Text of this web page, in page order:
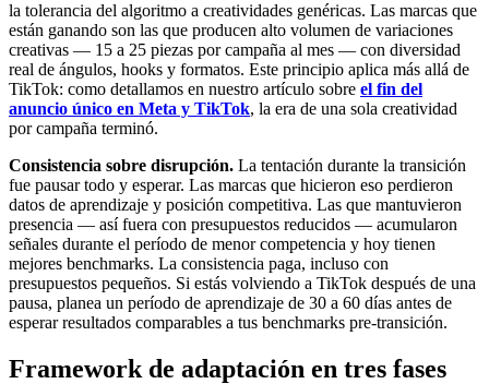
la tolerancia del algoritmo a creatividades genéricas. Las marcas que
están ganando son las que producen alto volumen de variaciones
creativas — 15 a 25 piezas por campaña al mes — con diversidad
real de ángulos, hooks y formatos. Este principio aplica más allá de
TikTok: como detallamos en nuestro artículo sobre el fin del
anuncio único en Meta y TikTok, la era de una sola creatividad
por campaña terminó.
Consistencia sobre disrupción. La tentación durante la transición
fue pausar todo y esperar. Las marcas que hicieron eso perdieron
datos de aprendizaje y posición competitiva. Las que mantuvieron
presencia — así fuera con presupuestos reducidos — acumularon
señales durante el período de menor competencia y hoy tienen
mejores benchmarks. La consistencia paga, incluso con
presupuestos pequeños. Si estás volviendo a TikTok después de una
pausa, planea un período de aprendizaje de 30 a 60 días antes de
esperar resultados comparables a tus benchmarks pre-transición.
Framework de adaptación en tres fases